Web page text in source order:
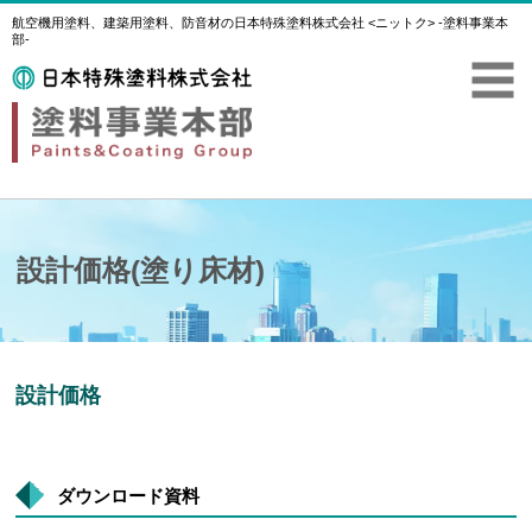
航空機用塗料、建築用塗料、防音材の日本特殊塗料株式会社 <ニットク> -塗料事業本
部-
設計価格(塗り床材)
設計価格
ダウンロード資料